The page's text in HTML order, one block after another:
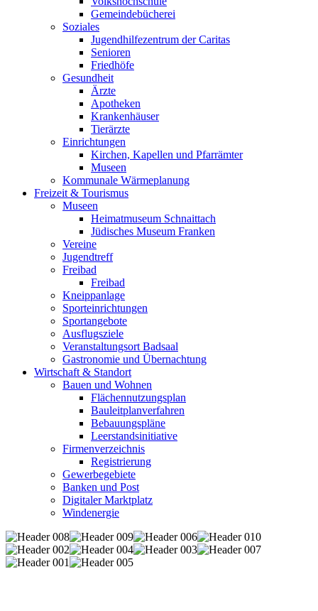
Gemeindebücherei
Soziales
Jugendhilfezentrum der Caritas
Senioren
Friedhöfe
Gesundheit
Ärzte
Apotheken
Krankenhäuser
Tierärzte
Einrichtungen
Kirchen, Kapellen und Pfarrämter
Museen
Kommunale Wärmeplanung
Freizeit & Tourismus
Museen
Heimatmuseum Schnaittach
Jüdisches Museum Franken
Vereine
Jugendtreff
Freibad
Freibad
Kneippanlage
Sporteinrichtungen
Sportangebote
Ausflugsziele
Veranstaltungsort Badsaal
Gastronomie und Übernachtung
Wirtschaft & Standort
Bauen und Wohnen
Flächennutzungsplan
Bauleitplanverfahren
Bebauungspläne
Leerstandsinitiative
Firmenverzeichnis
Registrierung
Gewerbegebiete
Banken und Post
Digitaler Marktplatz
Windenergie